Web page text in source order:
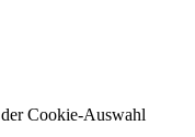
Cookie-Auswahl